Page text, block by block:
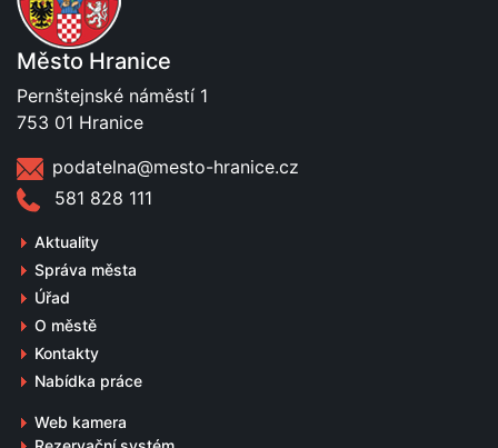
Město Hranice
Pernštejnské náměstí 1
753 01 Hranice
podatelna@mesto-hranice.cz
581 828 111
Aktuality
Správa města
Úřad
O městě
Kontakty
Nabídka práce
Web kamera